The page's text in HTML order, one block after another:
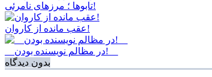
تابوها ؛ مرزهای نامرئی!
عقب مانده از کاروان!
__در مظالم نویسنده بودن!__
بدون دیدگاه